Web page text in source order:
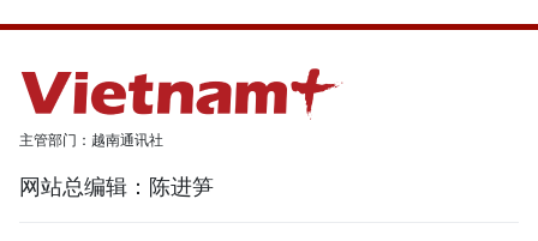
主管部门：越南通讯社
网站总编辑：陈进笋